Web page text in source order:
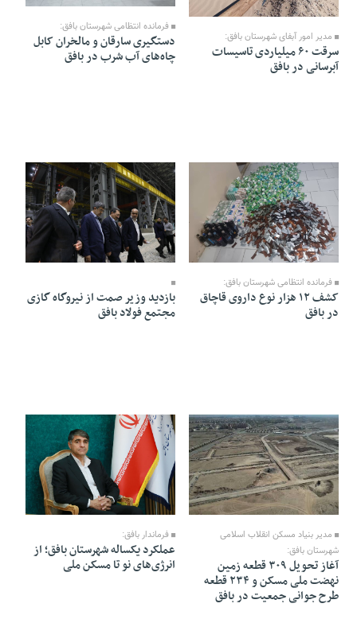
04 Esfand 1404 - 14:44
مدیر امور آبفای شهرستان بافق:
سرقت ۶۰ میلیاردی تاسیسات
آبرسانی در بافق
فرمانده انتظامی شهرستان بافق:
دستگیری سارقان و مالخران کابل
چاه‌های آب شرب در بافق
20 Bahman 1404 - 18:59
فرمانده انتظامی شهرستان بافق:
کشف ۱۲ هزار نوع داروی قاچاق
در بافق
15 Bahman 1404 - 21:50
بازدید وزیر صمت از نیروگاه گازی
مجتمع فولاد بافق
13 Bahman 1404 - 18:15
مدیر بنیاد مسکن انقلاب اسلامی
شهرستان بافق:
آغاز تحویل ۳۰۹ قطعه زمین
نهضت ملی مسکن و ۲۳۴ قطعه
طرح جوانی جمعیت در بافق
13 Bahman 1404 - 18:07
فرماندار بافق:
عملکرد یکساله شهرستان بافق؛ از
انرژی‌های نو تا مسکن ملی